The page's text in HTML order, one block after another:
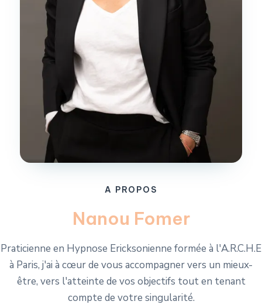
A PROPOS
Nanou Fomer
Praticienne en Hypnose Ericksonienne formée à l'A.R.C.H.E
à Paris, j'ai à cœur de vous accompagner vers un mieux-
être, vers l'atteinte de vos objectifs tout en tenant
compte de votre singularité.